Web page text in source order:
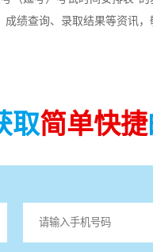
绩查询、录取结果等资讯，
取简单快捷